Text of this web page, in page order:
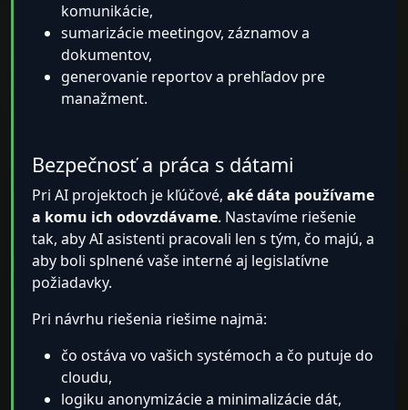
komunikácie,
sumarizácie meetingov, záznamov a
dokumentov,
generovanie reportov a prehľadov pre
manažment.
Bezpečnosť a práca s dátami
Pri AI projektoch je kľúčové, aké dáta používame
a komu ich odovzdávame. Nastavíme riešenie
tak, aby AI asistenti pracovali len s tým, čo majú, a
aby boli splnené vaše interné aj legislatívne
požiadavky.
Pri návrhu riešenia riešime najmä:
čo ostáva vo vašich systémoch a čo putuje do
cloudu,
logiku anonymizácie a minimalizácie dát,